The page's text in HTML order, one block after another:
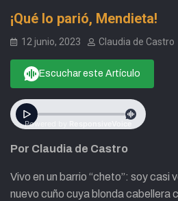
¡Qué lo parió, Mendieta!
12 junio, 2023 Claudia de Castro
Escuchar este Artículo
Por Claudia de Castro
Vivo en un barrio “cheto”: soy casi
nuevo cuño cuya blonda cabellera